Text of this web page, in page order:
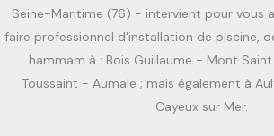
Seine-Maritime (76) - intervient pour vous
faire professionnel d'installation de piscine,
hammam à : Bois Guillaume - Mont
Toussaint - Aumale ; mais également à
Cayeux sur Mer.